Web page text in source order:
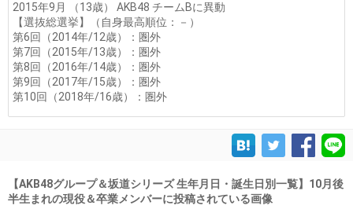
2015年9月 （13歳） AKB48 チームBに異動
【選抜総選挙】（自身最高順位：－）
第6回（2014年/12歳）：圏外
第7回（2015年/13歳）：圏外
第8回（2016年/14歳）：圏外
第9回（2017年/15歳）：圏外
第10回（2018年/16歳）：圏外
【AKB48グループ＆坂道シリーズ 生年月日・誕生日別一覧】10月後
半生まれの現役＆卒業メンバーに投稿されている画像